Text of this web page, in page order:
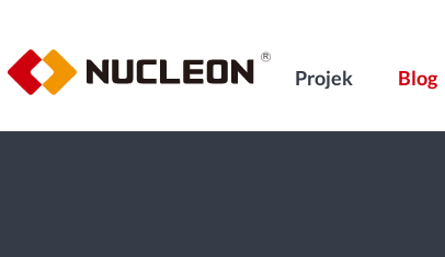
Projek Blog